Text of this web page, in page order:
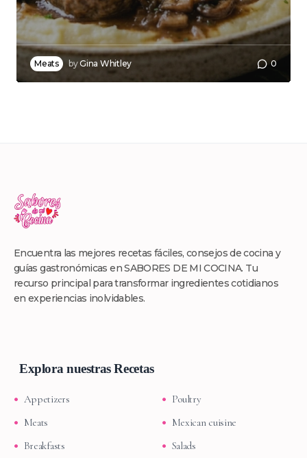
Meats byGina Whitley 0
Encuentra las mejores recetas fáciles, consejos de cocina y
guías gastronómicas en SABORES DE MI COCINA. Tu
recurso principal para transformar ingredientes cotidianos
en experiencias inolvidables.
Explora nuestras Recetas
Appetizers
Poultry
Meats
Mexican cuisine
Breakfasts
Salads